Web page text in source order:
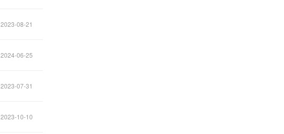
2023-08-21
2024-06-25
2023-07-31
2023-10-10